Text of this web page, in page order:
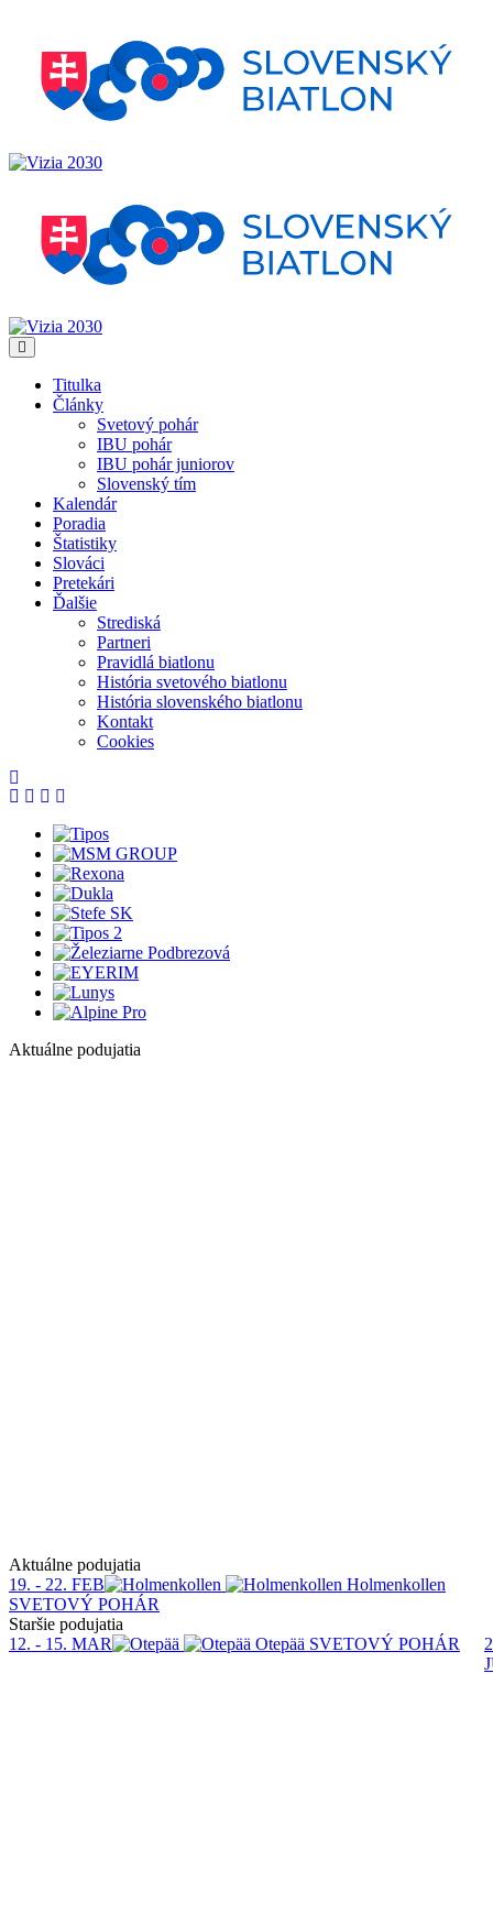
Titulka
Články
Svetový pohár
IBU pohár
IBU pohár juniorov
Slovenský tím
Kalendár
Poradia
Štatistiky
Slováci
Pretekári
Ďalšie
Strediská
Partneri
Pravidlá biatlonu
História svetového biatlonu
História slovenského biatlonu
Kontakt
Cookies
Aktuálne podujatia
Aktuálne podujatia
19. - 22. FEB
Holmenkollen
SVETOVÝ POHÁR
Staršie podujatia
12. - 15. MAR
Otepää SVETOVÝ POHÁR